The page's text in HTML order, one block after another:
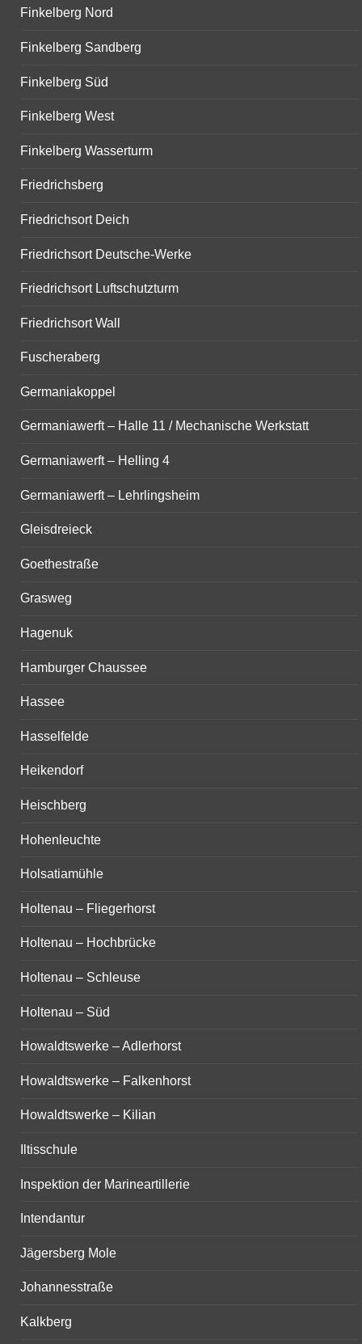
Finkelberg Nord
Finkelberg Sandberg
Finkelberg Süd
Finkelberg West
Finkelberg Wasserturm
Friedrichsberg
Friedrichsort Deich
Friedrichsort Deutsche-Werke
Friedrichsort Luftschutzturm
Friedrichsort Wall
Fuscheraberg
Germaniakoppel
Germaniawerft – Halle 11 / Mechanische Werkstatt
Germaniawerft – Helling 4
Germaniawerft – Lehrlingsheim
Gleisdreieck
Goethestraße
Grasweg
Hagenuk
Hamburger Chaussee
Hassee
Hasselfelde
Heikendorf
Heischberg
Hohenleuchte
Holsatiamühle
Holtenau – Fliegerhorst
Holtenau – Hochbrücke
Holtenau – Schleuse
Holtenau – Süd
Howaldtswerke – Adlerhorst
Howaldtswerke – Falkenhorst
Howaldtswerke – Kilian
Iltisschule
Inspektion der Marineartillerie
Intendantur
Jägersberg Mole
Johannesstraße
Kalkberg